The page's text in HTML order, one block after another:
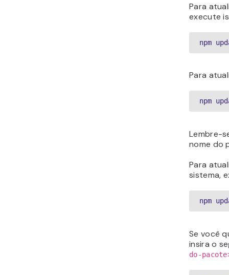
Para
execute
npm
Para
npm
Lembre-
nome do
Para
sistema,
npm
Se você
insira o
do-